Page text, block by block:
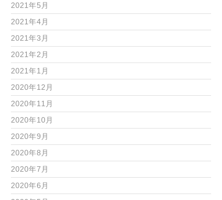
2021年5月
2021年4月
2021年3月
2021年2月
2021年1月
2020年12月
2020年11月
2020年10月
2020年9月
2020年8月
2020年7月
2020年6月